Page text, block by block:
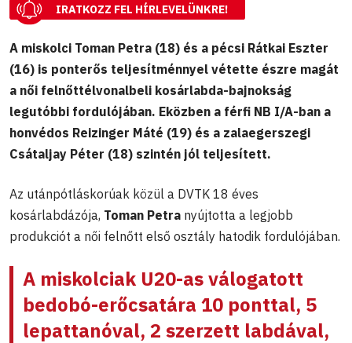
IRATKOZZ FEL HÍRLEVELÜNKRE!
A miskolci Toman Petra (18) és a pécsi Rátkai Eszter
(16) is ponterős teljesítménnyel vétette észre magát
a női felnőttélvonalbeli kosárlabda-bajnokság
legutóbbi fordulójában. Eközben a férfi NB I/A-ban a
honvédos Reizinger Máté (19) és a zalaegerszegi
Csátaljay Péter (18) szintén jól teljesített.
Az utánpótláskorúak közül a DVTK 18 éves
kosárlabdázója, Toman Petra nyújtotta a legjobb
produkciót a női felnőtt első osztály hatodik fordulójában.
A miskolciak U20-as válogatott
bedobó-erőcsatára 10 ponttal, 5
lepattanóval, 2 szerzett labdával,